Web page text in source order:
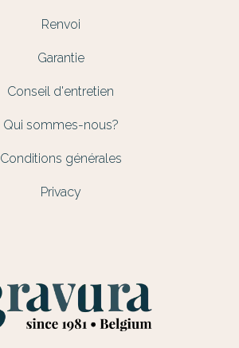
Renvoi
Garantie
Conseil d'entretien
Qui sommes-nous?
Conditions générales
Privacy